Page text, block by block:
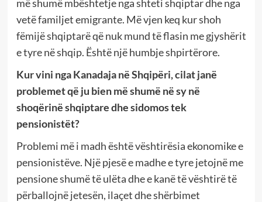
më shumë mbështetje nga shteti shqiptar dhe nga
vetë familjet emigrante. Më vjen keq kur shoh
fëmijë shqiptarë që nuk mund të flasin me gjyshërit
e tyre në shqip. Është një humbje shpirtërore.
Kur vini nga Kanadaja në Shqipëri, cilat janë
problemet që ju bien më shumë në sy në
shoqërinë shqiptare dhe sidomos tek
pensionistët?
Problemi më i madh është vështirësia ekonomike e
pensionistëve. Një pjesë e madhe e tyre jetojnë me
pensione shumë të ulëta dhe e kanë të vështirë të
përballojnë jetesën, ilaçet dhe shërbimet